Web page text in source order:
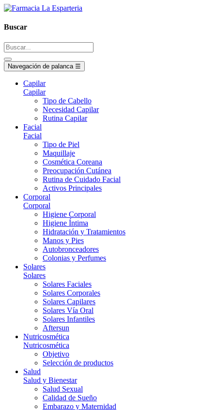
Buscar
Navegación de palanca ☰
Capilar
Capilar
Tipo de Cabello
Necesidad Capilar
Rutina Capilar
Facial
Facial
Tipo de Piel
Maquillaje
Cosmética Coreana
Preocupación Cutánea
Rutina de Cuidado Facial
Activos Principales
Corporal
Corporal
Higiene Corporal
Higiene Íntima
Hidratación y Tratamientos
Manos y Pies
Autobronceadores
Colonias y Perfumes
Solares
Solares
Solares Faciales
Solares Corporales
Solares Capilares
Solares Vía Oral
Solares Infantiles
Aftersun
Nutricosmética
Nutricosmética
Objetivo
Selección de productos
Salud
Salud y Bienestar
Salud Sexual
Calidad de Sueño
Embarazo y Maternidad